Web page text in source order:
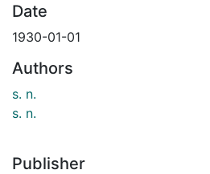
Date
1930-01-01
Authors
s. n.
s. n.
Publisher